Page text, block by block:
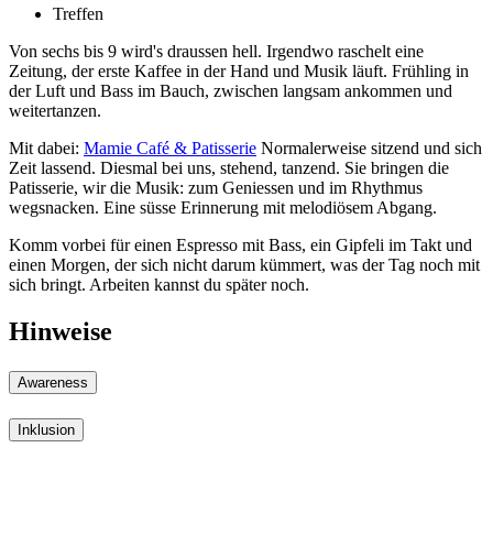
Treffen
Von sechs bis 9 wird's draussen hell. Irgendwo raschelt eine
Zeitung, der erste Kaffee in der Hand und Musik läuft. Frühling in
der Luft und Bass im Bauch, zwischen langsam ankommen und
weitertanzen.
Mit dabei: Mamie Café & Patisserie Normalerweise sitzend und sich
Zeit lassend. Diesmal bei uns, stehend, tanzend. Sie bringen die
Patisserie, wir die Musik: zum Geniessen und im Rhythmus
wegsnacken. Eine süsse Erinnerung mit melodiösem Abgang.
Komm vorbei für einen Espresso mit Bass, ein Gipfeli im Takt und
einen Morgen, der sich nicht darum kümmert, was der Tag noch mit
sich bringt. Arbeiten kannst du später noch.
Hinweise
Awareness
Inklusion